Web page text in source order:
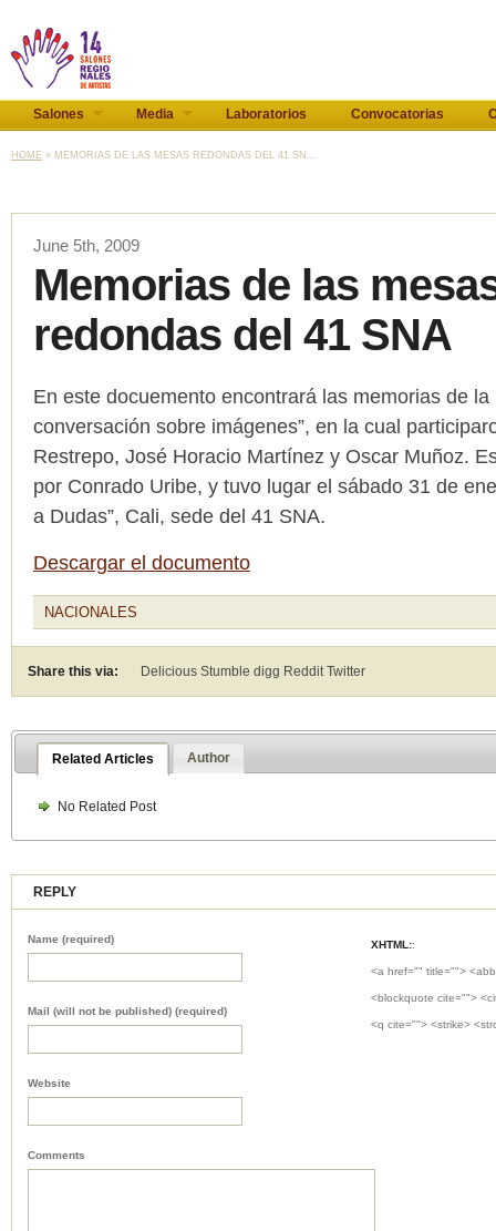
Salones Media Laboratorios Convocatorias
HOME » MEMORIAS DE LAS MESAS REDONDAS DEL 41 SN...
June 5th, 2009
Memorias de las
redondas del 41 SNA
En este docuemento encontrará las memorias de la
conversación sobre imágenes”, en la cual
Restrepo, José Horacio Martínez y Oscar Muñoz.
por Conrado Uribe, y tuvo lugar el sábado 31 de
a Dudas”, Cali, sede del 41 SNA.
Descargar el documento
NACIONALES
Share this via: Delicious Stumble digg RedditTwitter
Related Articles Author
No Related Post
REPLY
XHTML::
<a href="" title="">
<blockquote cite="">
<q cite=""> <strike>
Name (required)
Mail (will not be published) (required)
Website
Comments